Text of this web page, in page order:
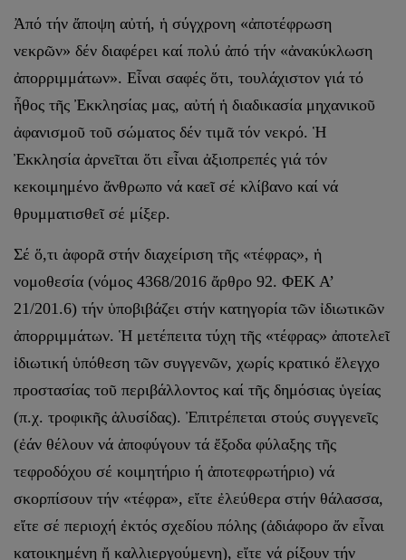
Ἀπό τήν ἄποψη αὐτή, ἡ σύγχρονη «ἀποτέφρωση
νεκρῶν» δέν διαφέρει καί πολύ ἀπό τήν «ἀνακύκλωση
ἀπορριμμάτων». Εἶναι σαφές ὅτι, τουλάχιστον γιά τό
ἦθος τῆς Ἐκκλησίας μας, αὐτή ἡ διαδικασία μηχανικοῦ
ἀφανισμοῦ τοῦ σώματος δέν τιμᾶ τόν νεκρό. Ἡ
Ἐκκλησία ἀρνεῖται ὅτι εἶναι ἀξιοπρεπές γιά τόν
κεκοιμημένο ἄνθρωπο νά καεῖ σέ κλίβανο καί νά
θρυμματισθεῖ σέ μίξερ.
Σέ ὅ,τι ἀφορᾶ στήν διαχείριση τῆς «τέφρας», ἡ
νομοθεσία (νόμος 4368/2016 ἄρθρο 92. ΦΕΚ Α’
21/201.6) τήν ὑποβιβάζει στήν κατηγορία τῶν ἰδιωτικῶν
ἀπορριμμάτων. Ἡ μετέπειτα τύχη τῆς «τέφρας» ἀποτελεῖ
ἰδιωτική ὑπόθεση τῶν συγγενῶν, χωρίς κρατικό ἔλεγχο
προστασίας τοῦ περιβάλλοντος καί τῆς δημόσιας ὑγείας
(π.χ. τροφικῆς ἁλυσίδας). Ἐπιτρέπεται στούς συγγενεῖς
(ἐάν θέλουν νά ἀποφύγουν τά ἔξοδα φύλαξης τῆς
τεφροδόχου σέ κοιμητήριο ή ἀποτεφρωτήριο) νά
σκορπίσουν τήν «τέφρα», εἴτε ἐλεύθερα στήν θάλασσα,
εἴτε σέ περιοχή ἐκτός σχεδίου πόλης (ἀδιάφορο ἄν εἶναι
κατοικημένη ἤ καλλι­εργούμενη), εἴτε νά ρίξουν τήν